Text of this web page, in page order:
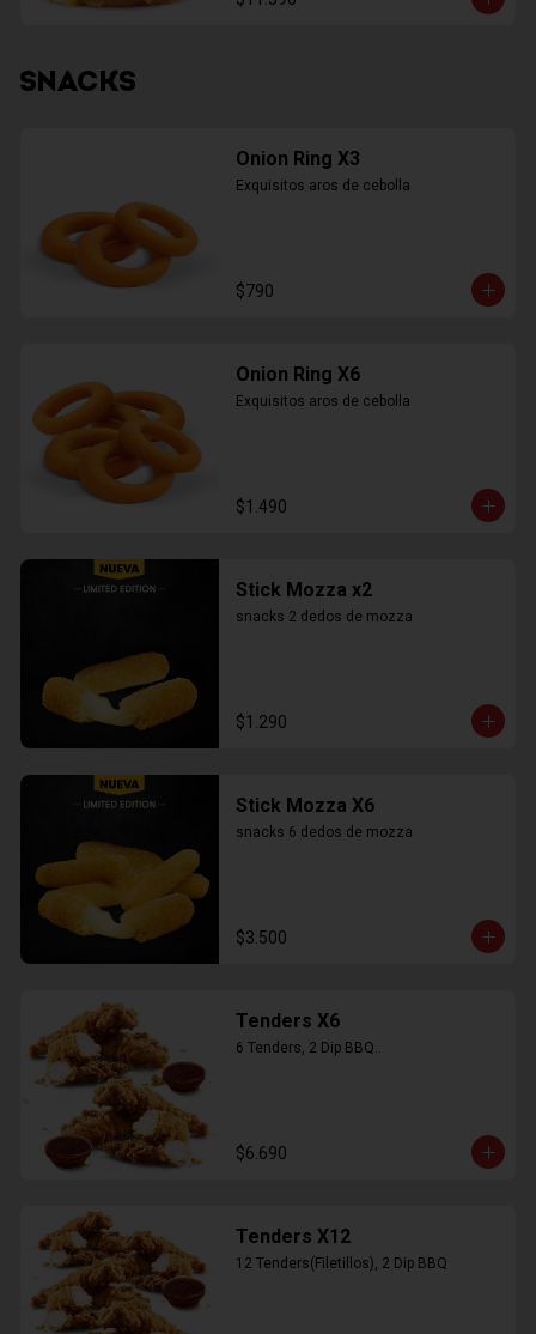
SNACKS
Onion Ring X3
Exquisitos aros de cebolla
$790
Onion Ring X6
Exquisitos aros de cebolla
$1.490
Stick Mozza x2
snacks 2 dedos de mozza
$1.290
Stick Mozza X6
snacks 6 dedos de mozza
$3.500
Tenders X6
6 Tenders, 2 Dip BBQ..
$6.690
Tenders X12
12 Tenders(Filetillos), 2 Dip BBQ